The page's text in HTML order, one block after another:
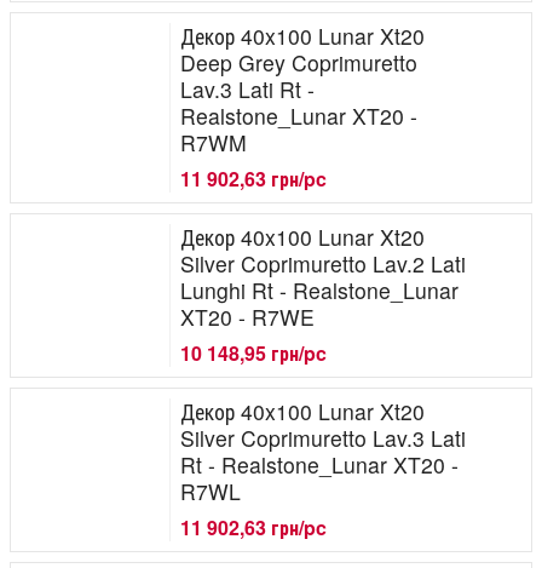
Декор 40x100 Lunar Xt20
Deep Grey Coprimuretto
Lav.3 Lati Rt -
Realstone_Lunar XT20 -
R7WM
11 902,63 грн/pc
Декор 40x100 Lunar Xt20
Silver Coprimuretto Lav.2 Lati
Lunghi Rt - Realstone_Lunar
XT20 - R7WE
10 148,95 грн/pc
Декор 40x100 Lunar Xt20
Silver Coprimuretto Lav.3 Lati
Rt - Realstone_Lunar XT20 -
R7WL
11 902,63 грн/pc